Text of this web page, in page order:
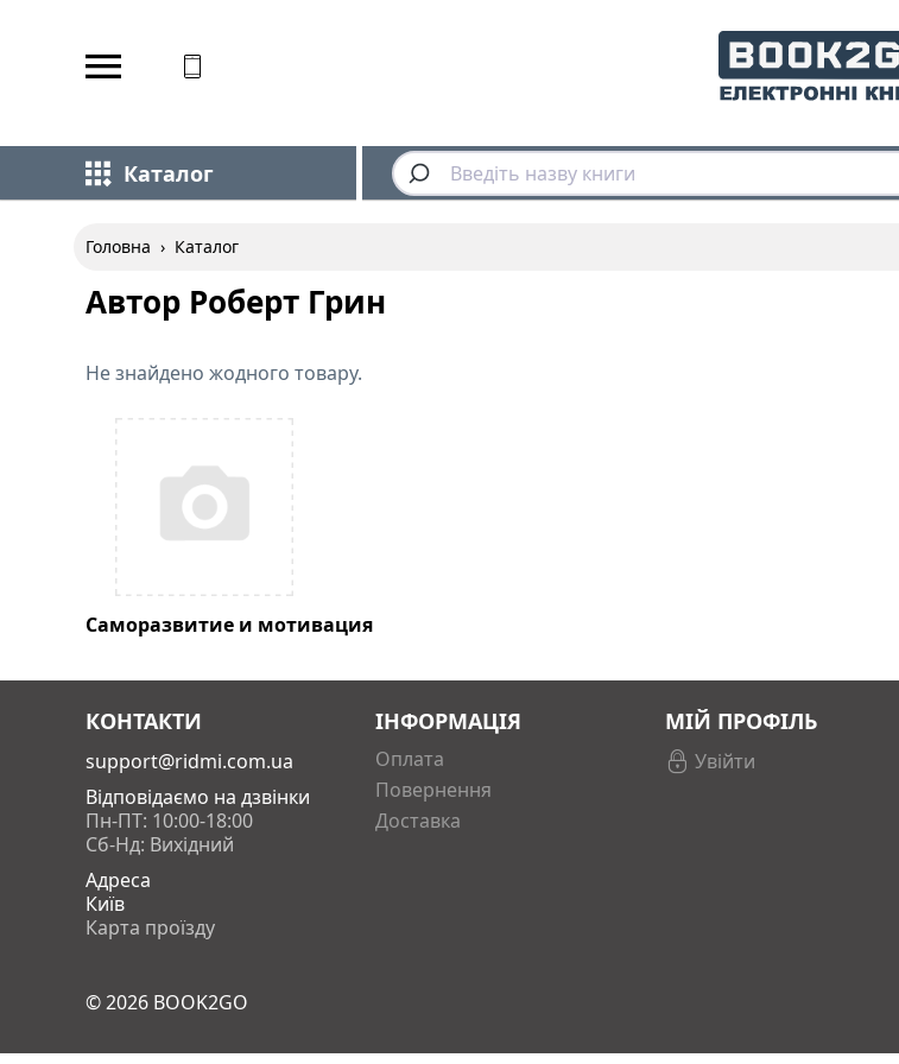
Каталог
Головна › Каталог
Автор Роберт Грин
Не знайдено жодного товару.
Саморазвитие и мотивация
КОНТАКТИ
support@ridmi.com.ua
Відповідаємо на дзвінки
Пн-ПТ: 10:00-18:00
Сб-Нд: Вихідний
Адреса
Київ
Карта проїзду
ІНФОРМАЦІЯ
Оплата
Повернення
Доставка
МІЙ ПРОФІЛЬ
Увійти
© 2026 BOOK2GO